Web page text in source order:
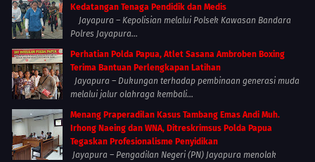
Kedatangan Tenaga Pendidik dan Medis
Jayapura – Kepolisian melalui Polsek Kawasan Bandara
Polres Jayapura...
Perhatian Polda Papua, Atlet Sasana Ambroben Boxing
Terima Bantuan Perlengkapan Latihan
Jayapura – Dukungan terhadap pembinaan generasi muda
melalui jalur olahraga kembali...
Menang Praperadilan Kasus Tambang Emas Andi Muh.
Irhong Naeing dan WNA, Ditreskrimsus Polda Papua
Tegaskan Profesionalisme Penyidikan
Jayapura – Pengadilan Negeri (PN) Jayapura menolak